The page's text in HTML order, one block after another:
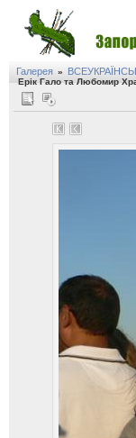
Галерея »
Ерік Гало та Любомир